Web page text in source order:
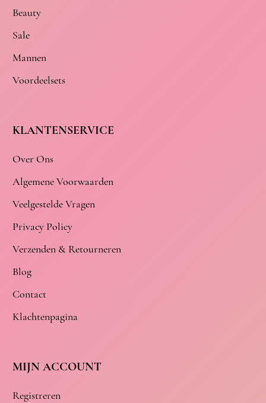
Beauty
Sale
Mannen
Voordeelsets
KLANTENSERVICE
Over Ons
Algemene Voorwaarden
Veelgestelde Vragen
Privacy Policy
Verzenden & Retourneren
Blog
Contact
Klachtenpagina
MIJN ACCOUNT
Registreren